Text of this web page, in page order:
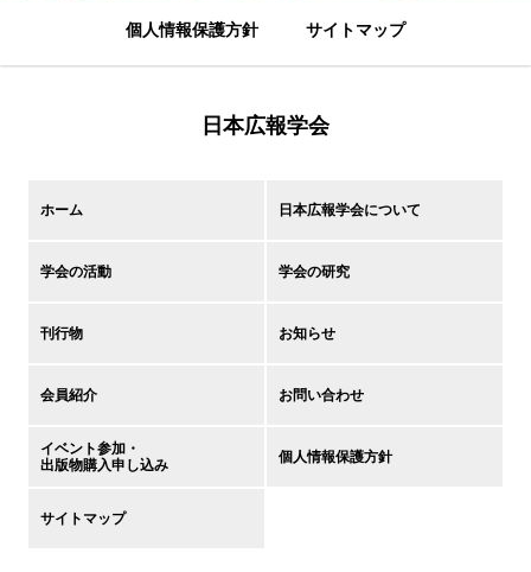
個人情報保護方針 サイトマップ
日本広報学会
ホーム 日本広報学会について
学会の活動 学会の研究
刊行物 お知らせ
会員紹介 お問い合わせ
イベント参加・
出版物購入申し込み
個人情報保護方針
サイトマップ